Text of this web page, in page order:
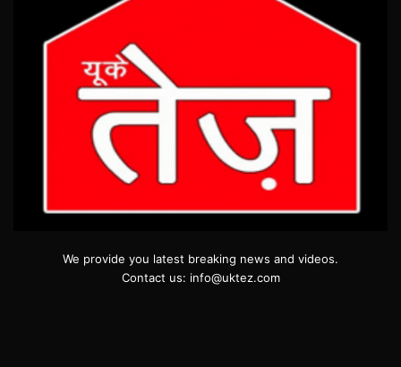
We provide you latest breaking news and videos.
Contact us: info@uktez.com